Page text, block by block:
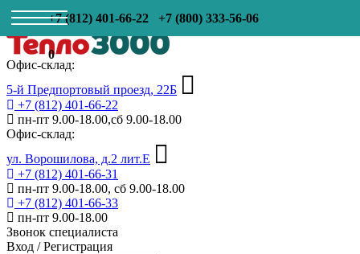
+7 (812) 401-66-22 +7 (800) 333-56-06
0
Офис-склад:
5-й Предпортовый проезд, 22Б
+7 (812) 401-66-22
пн-пт 9.00-18.00,сб 9.00-18.00
Офис-склад:
ул. Ворошилова, д.2 лит.Е
+7 (812) 401-66-31
пн-пт 9.00-18.00, сб 9.00-18.00
+7 (812) 401-66-33
пн-пт 9.00-18.00
Звонок специалиста
Вход /Регистрация